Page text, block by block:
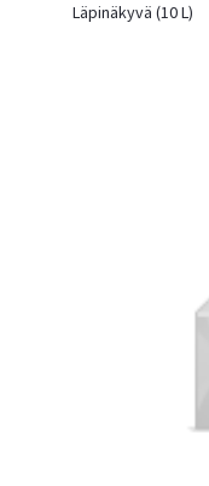
Läpinäkyvä (10 L)